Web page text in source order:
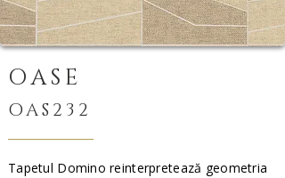
OASE
OAS232
Tapetul Domino reinterpretează geometria